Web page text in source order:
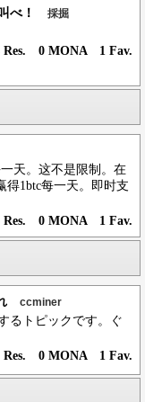
べ！ 採掘
Res. 0 MONA 1 Fav.
天。这不是限制。在
得1btc每一天。即时支
Res. 0 MONA 1 Fav.
ccminer
るトピックです。ぐ
Res. 0 MONA 1 Fav.